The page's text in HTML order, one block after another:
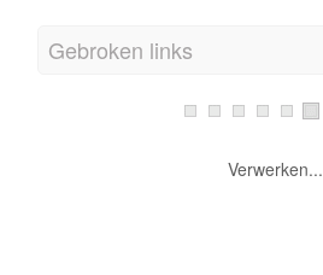
Gebroken links
Verwerken...